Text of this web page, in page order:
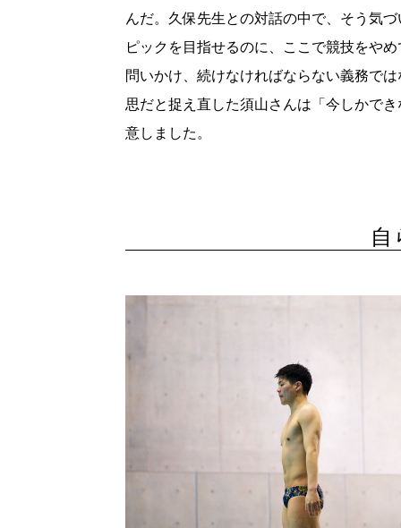
んだ。久保先生との対話の中で、そう気
ピックを目指せるのに、ここで競技をや
問いかけ、続けなければならない義務で
思だと捉え直した須山さんは「今しかで
意しました。